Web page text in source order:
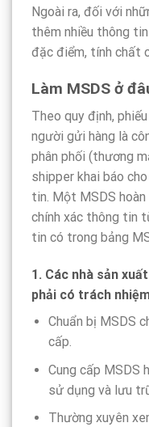
Ngoài ra, đối với
thêm nhiều thông
đặc điểm, tính chất
Làm MSDS ở
Theo quy định,
người gửi hàng là
phân phối (thương
shipper khai báo
tin. Một MSDS
chính xác thông tin
tin có trong bảng
1. Các nhà sản
phải có trách
Chuẩn bị MSDS
cấp.
Cung cấp MSDS
sử dụng và lưu
Thường xuyên